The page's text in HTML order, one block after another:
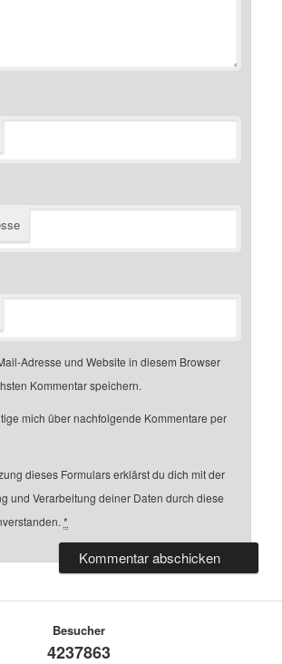
Adresse und Website in diesem Browser
Kommentar speichern.
mich über nachfolgende Kommentare per
dieses Formulars erklärst du dich mit der
und Verarbeitung deiner Daten durch diese
*
Besucher
4237863